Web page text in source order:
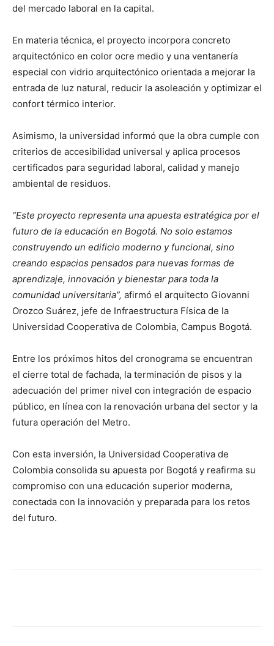
del mercado laboral en la capital.
En materia técnica, el proyecto incorpora concreto
arquitectónico en color ocre medio y una ventanería
especial con vidrio arquitectónico orientada a mejorar la
entrada de luz natural, reducir la asoleación y optimizar el
confort térmico interior.
Asimismo, la universidad informó que la obra cumple con
criterios de accesibilidad universal y aplica procesos
certificados para seguridad laboral, calidad y manejo
ambiental de residuos.
“Este proyecto representa una apuesta estratégica por el
futuro de la educación en Bogotá. No solo estamos
construyendo un edificio moderno y funcional, sino
creando espacios pensados para nuevas formas de
aprendizaje, innovación y bienestar para toda la
comunidad universitaria”, afirmó el arquitecto Giovanni
Orozco Suárez, jefe de Infraestructura Física de la
Universidad Cooperativa de Colombia, Campus Bogotá.
Entre los próximos hitos del cronograma se encuentran
el cierre total de fachada, la terminación de pisos y la
adecuación del primer nivel con integración de espacio
público, en línea con la renovación urbana del sector y la
futura operación del Metro.
Con esta inversión, la Universidad Cooperativa de
Colombia consolida su apuesta por Bogotá y reafirma su
compromiso con una educación superior moderna,
conectada con la innovación y preparada para los retos
del futuro.